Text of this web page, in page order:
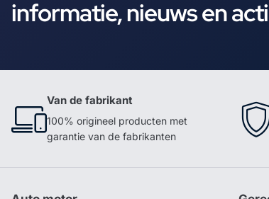
informatie, nieuws en
Van de fabrikant
100% origineel producten met
garantie van de fabrikanten